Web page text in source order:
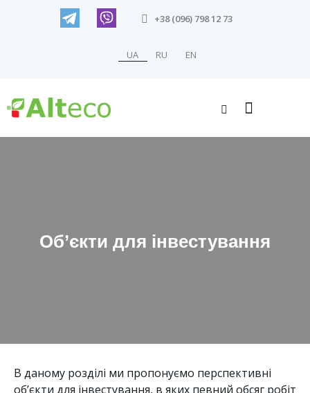
+38 (096) 798 12 73
UA RU EN
Об’єкти для інвестування
В даному розділі ми пропонуємо перспективні
об’єкти для інвестування, в яких певний обсяг робіт